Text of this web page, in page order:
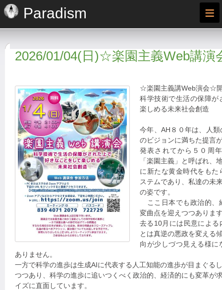
Paradism ≡
2026/01/04(日)☆楽園主義Web講演
☆楽園主義講Web演会☆
科学技術で生活の保障が
楽しめる未来社会創造
今年、AH８０年は、人
のビジョンに満ちた提言
発表されてから５０周
「楽園主義」と呼ばれ、
に新たな黄金時代をも
ステムであり、私達の未
の姿です。
ここ日本でも政治的、
変曲点を迎えつつありま
去る10月には民意によ
とは真逆の悪政を変える
向が少しづつ見える様
ありません。
一方で科学の進歩は生成AIに代表する人工知能の進歩が目まぐる
つつあり、科学の進歩に追いつくべく政治的、経済的にも変革が
イズに直面しています。